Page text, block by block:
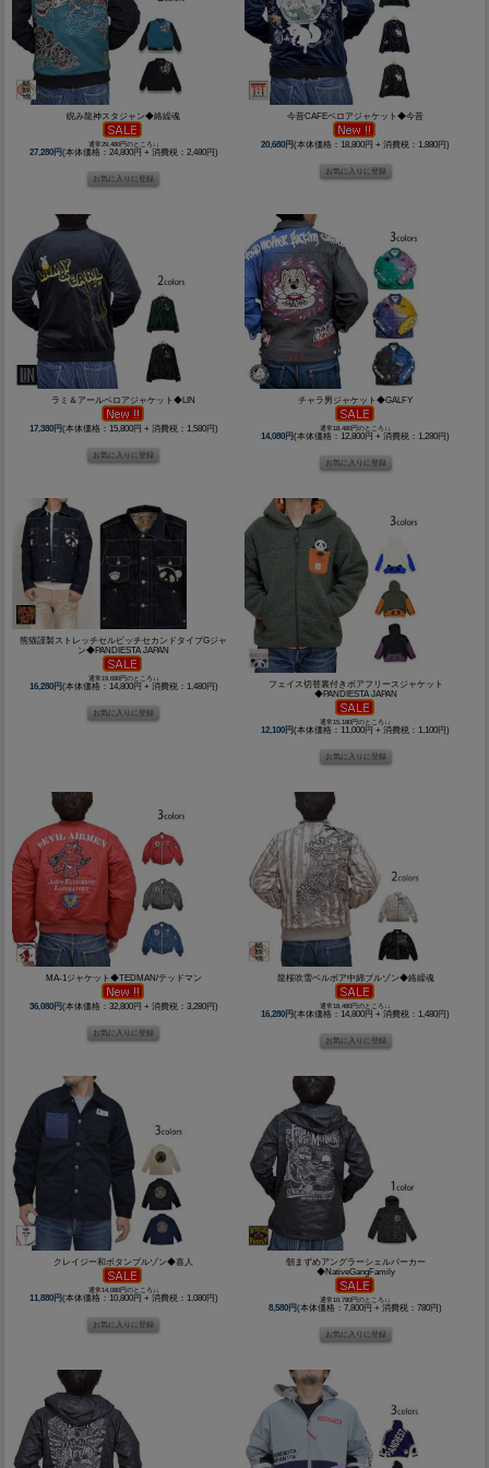
睨み龍神スタジャン◆絡繰魂
通常29,480円のところ↓↓
27,280円(本体価格：24,800円 + 消費税：2,480円)
今昔CAFEベロアジャケット◆今昔
20,680円(本体価格：18,800円 + 消費税：1,880円)
ラミ＆アールベロアジャケット◆LIN
17,380円(本体価格：15,800円 + 消費税：1,580円)
チャラ男ジャケット◆GALFY
通常18,480円のところ↓↓
14,080円(本体価格：12,800円 + 消費税：1,280円)
熊猫謹製ストレッチセルビッチセカンドタイプGジャ
ン◆PANDIESTA JAPAN
通常19,690円のところ↓↓
16,280円(本体価格：14,800円 + 消費税：1,480円)
フェイス切替裏付きボアフリースジャケット
◆PANDIESTA JAPAN
通常15,180円のところ↓↓
12,100円(本体価格：11,000円 + 消費税：1,100円)
MA-1ジャケット◆TEDMAN/テッドマン
36,080円(本体価格：32,800円 + 消費税：3,280円)
龍桜吹雪ベルボア中綿ブルゾン◆絡繰魂
通常18,480円のところ↓↓
16,280円(本体価格：14,800円 + 消費税：1,480円)
クレイジー和ボタンブルゾン◆喜人
通常14,080円のところ↓↓
11,880円(本体価格：10,800円 + 消費税：1,080円)
朝まずめアングラーシェルパーカー
◆NativeGangFamily
通常10,780円のところ↓↓
8,580円(本体価格：7,800円 + 消費税：780円)